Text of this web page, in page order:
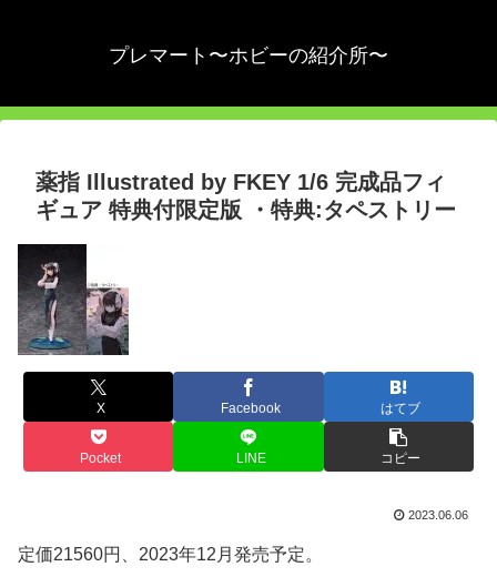
プレマート〜ホビーの紹介所〜
薬指 Illustrated by FKEY 1/6 完成品フィ
ギュア 特典付限定版 ・特典:タペストリー
X Facebook はてブ
Pocket LINE コピー
2023.06.06
定価21560円、2023年12月発売予定。